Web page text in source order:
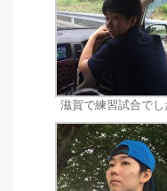
滋賀で練習試合でし